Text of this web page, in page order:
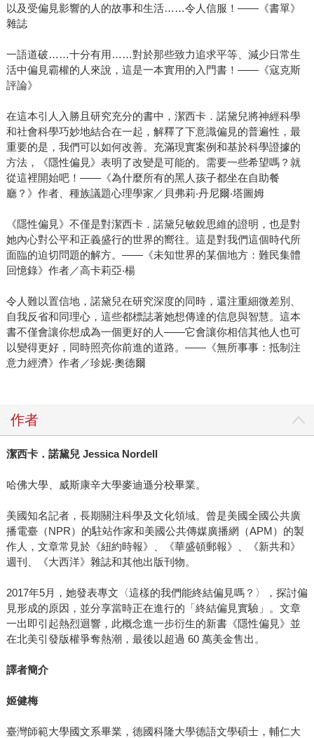
以及受偏見影響的人的故事和生活……令人信服！——《書單》
雜誌
一語道破……十分有用……對於那些致力追求平等、減少日常生
活中偏見霸權的人來說，這是一本實用的入門書！——《寇克斯
評論》
在這本引人入勝且研究充分的書中，潔西卡．諾黛兒將神經科學
和社會科學巧妙地結合在一起，解釋了下意識偏見的普遍性，最
重要的是，我們可以如何改善。充滿現實案例和基於科學證據的
方法，《隱性偏見》表明了改變是可能的。需要一些希望嗎？就
從這裡開始吧！——《為什麼所有的黑人孩子都坐在自助餐
廳？》作者、種族議題心理學家／貝弗莉‧丹尼爾‧塔圖姆
《隱性偏見》不僅是對潔西卡．諾黛兒敏銳思維的證明，也是對
她內心對公平和正義盛行的世界的嚮往。這是對我們這個時代所
面臨的迫切問題的解方。——《未知世界的某個地方：難民集體
回憶錄》作者／高卡莉亞‧楊
令人難以置信地，諾黛兒在研究深度的同時，還注重細微差別、
自我反省和同理心，這些都標誌著她想傳達的信息與智慧。這本
書不僅會讓你想成為一個更好的人——它會讓你相信其他人也可
以變得更好，同時照亮你前進的道路。——《無所事事：抵制注
意力經濟》作者／珍妮‧奧德爾
作者
潔西卡．諾黛兒 Jessica Nordell
哈佛大學、威斯康辛大學麥迪遜分校畢業。
美國知名記者，長期關注科學及文化領域。曾是美國全國公共廣
播電臺（NPR）的駐站作家和美國公共傳媒廣播網（APM）的製
作人，文章常見於《紐約時報》、《華盛頓郵報》、《新共和》
週刊、《大西洋》雜誌和其他出版刊物。
2017年5月，她發表專文〈這樣的我們能終結偏見嗎？〉，探討偏
見形成的原因，並分享當時正在進行的「終結偏見實驗」。文章
一出即引起熱烈迴響，此概念進一步衍生的新書《隱性偏見》並
在北美引發版權爭奪熱潮，最後以超過 60 萬美金售出。
譯者簡介
姬健梅
臺灣師範大學國文系畢業，德國科隆大學德語文學碩士，輔仁大